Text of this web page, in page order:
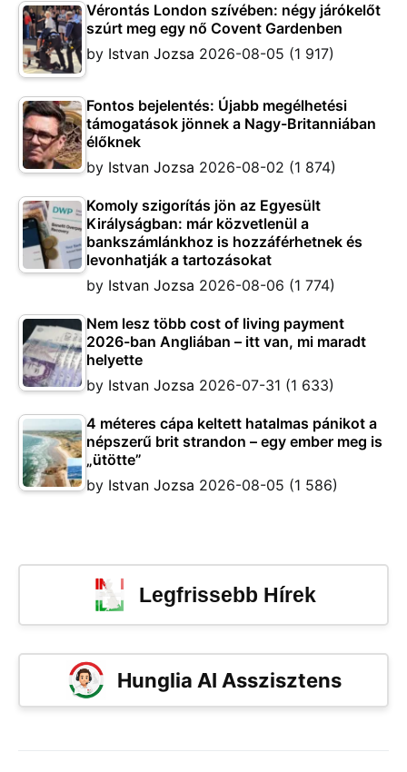
Vérontás London szívében: négy járókelőt
szúrt meg egy nő Covent Gardenben
by Istvan Jozsa 2026-08-05 (1 917)
Fontos bejelentés: Újabb megélhetési
támogatások jönnek a Nagy-Britanniában
élőknek
by Istvan Jozsa 2026-08-02 (1 874)
Komoly szigorítás jön az Egyesült
Királyságban: már közvetlenül a
bankszámlánkhoz is hozzáférhetnek és
levonhatják a tartozásokat
by Istvan Jozsa 2026-08-06 (1 774)
Nem lesz több cost of living payment
2026-ban Angliában – itt van, mi maradt
helyette
by Istvan Jozsa 2026-07-31 (1 633)
4 méteres cápa keltett hatalmas pánikot a
népszerű brit strandon – egy ember meg is
„ütötte”
by Istvan Jozsa 2026-08-05 (1 586)
Legfrissebb Hírek
Hunglia AI Asszisztens